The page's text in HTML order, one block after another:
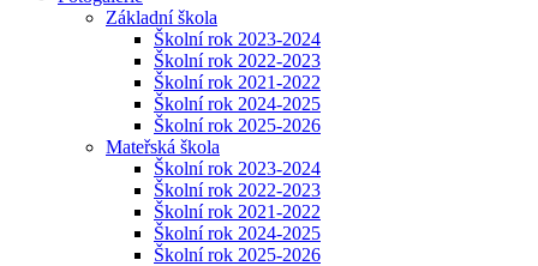
Základní škola
Školní rok 2023-2024
Školní rok 2022-2023
Školní rok 2021-2022
Školní rok 2024-2025
Školní rok 2025-2026
Mateřská škola
Školní rok 2023-2024
Školní rok 2022-2023
Školní rok 2021-2022
Školní rok 2024-2025
Školní rok 2025-2026